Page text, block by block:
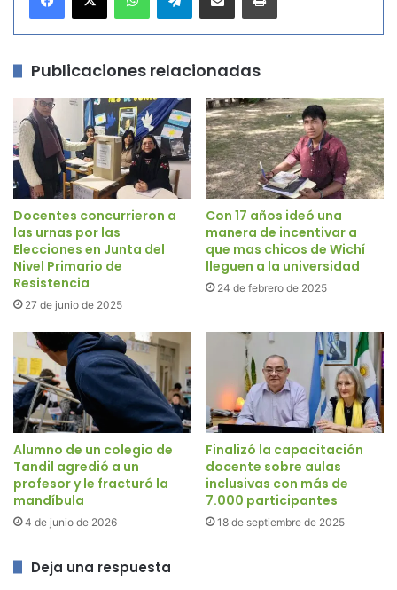
Publicaciones relacionadas
Docentes concurrieron a
las urnas por las
Elecciones en Junta del
Nivel Primario de
Resistencia
27 de junio de 2025
Con 17 años ideó una
manera de incentivar a
que mas chicos de Wichí
lleguen a la universidad
24 de febrero de 2025
Alumno de un colegio de
Tandil agredió a un
profesor y le fracturó la
mandíbula
4 de junio de 2026
Finalizó la capacitación
docente sobre aulas
inclusivas con más de
7.000 participantes
18 de septiembre de 2025
Deja una respuesta